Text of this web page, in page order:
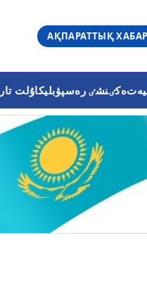
АҚПАРАТТЫҚ
ەكٸنشٸ رەسپۋبليكاۇلت